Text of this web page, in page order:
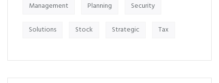
Management Planning Security
Solutions Stock Strategic Tax